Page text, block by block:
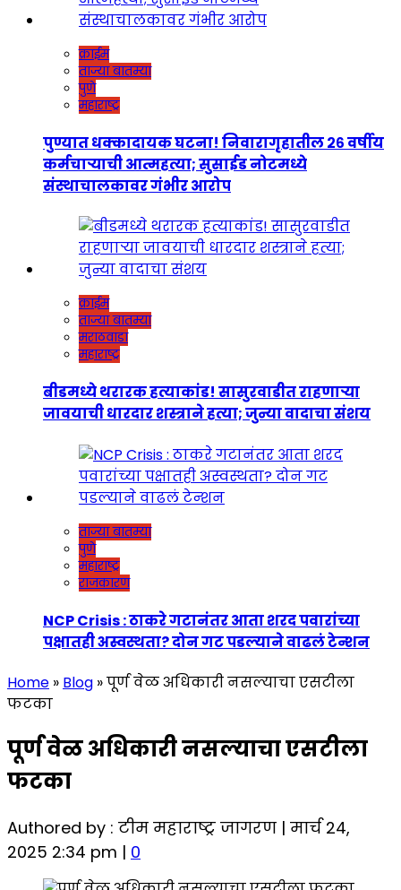
क्राईम
ताज्या बातम्या
पुणे
महाराष्ट्र
पुण्यात धक्कादायक घटना! निवारागृहातील २६ वर्षीय
कर्मचाऱ्याची आत्महत्या; सुसाईड नोटमध्ये
संस्थाचालकावर गंभीर आरोप
क्राईम
ताज्या बातम्या
मराठवाडा
महाराष्ट्र
बीडमध्ये थरारक हत्याकांड! सासुरवाडीत राहणाऱ्या
जावयाची धारदार शस्त्राने हत्या; जुन्या वादाचा संशय
ताज्या बातम्या
पुणे
महाराष्ट्र
राजकारण
NCP Crisis : ठाकरे गटानंतर आता शरद पवारांच्या
पक्षातही अस्वस्थता? दोन गट पडल्याने वाढलं टेन्शन
Home » Blog »पूर्ण वेळ अधिकारी नसल्याचा एसटीला
फटका
पूर्ण वेळ अधिकारी नसल्याचा एसटीला
फटका
Authored by : टीम महाराष्ट्र जागरण | मार्च 24,
2025 2:34 pm | 0